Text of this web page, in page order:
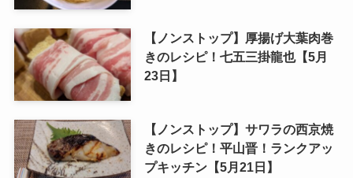
【ノンストップ】厚揚げ大葉肉巻
きのレシピ！七五三掛龍也【5月
23日】
【ノンストップ】サワラの西京焼
きのレシピ！平山晋！ランクアッ
プキッチン【5月21日】